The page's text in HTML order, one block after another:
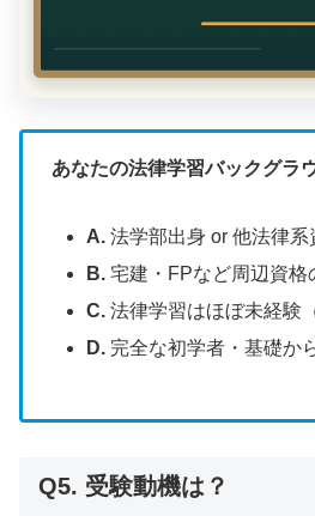
あなたの法律学習バックグラ
A. 法学部出身 or 他法律系
B. 宅建・FPなど周辺資格
C. 法律学習はほぼ未経験
D. 完全な初学者・基礎か
Q5. 受験動機は？